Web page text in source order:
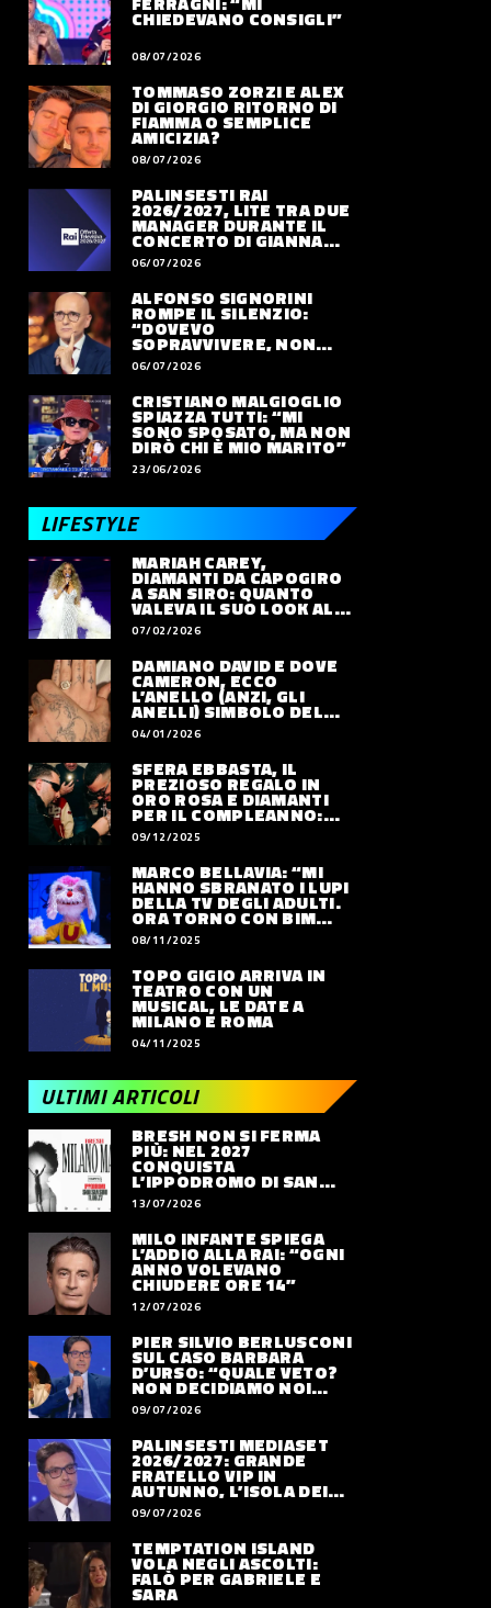
CHIEDEVANO CONSIGLI”
08/07/2026
TOMMASO ZORZI E ALEX
DI GIORGIO RITORNO DI
FIAMMA O SEMPLICE
AMICIZIA?
08/07/2026
PALINSESTI RAI
2026/2027, LITE TRA DUE
MANAGER DURANTE IL
CONCERTO DI GIANNA
NANNINI
06/07/2026
ALFONSO SIGNORINI
ROMPE IL SILENZIO:
“DOVEVO
SOPRAVVIVERE, NON
VIVERE”
06/07/2026
CRISTIANO MALGIOGLIO
SPIAZZA TUTTI: “MI
SONO SPOSATO, MA NON
DIRÒ CHI È MIO MARITO”
23/06/2026
LIFESTYLE
MARIAH CAREY,
DIAMANTI DA CAPOGIRO
A SAN SIRO: QUANTO
VALEVA IL SUO LOOK ALLE
OLIMPIADI
07/02/2026
DAMIANO DAVID E DOVE
CAMERON, ECCO
L’ANELLO (ANZI, GLI
ANELLI) SIMBOLO DEL
LORO AMORE
04/01/2026
SFERA EBBASTA, IL
PREZIOSO REGALO IN
ORO ROSA E DIAMANTI
PER IL COMPLEANNO:
QUANTO VALE
09/12/2025
MARCO BELLAVIA: “MI
HANNO SBRANATO I LUPI
DELLA TV DEGLI ADULTI.
ORA TORNO CON BIM
BUM BAM PARTY”
08/11/2025
TOPO GIGIO ARRIVA IN
TEATRO CON UN
MUSICAL, LE DATE A
MILANO E ROMA
04/11/2025
ULTIMI ARTICOLI
BRESH NON SI FERMA
PIÙ: NEL 2027
CONQUISTA
L’IPPODROMO DI SAN
SIRO CON “MILANO
MAREA”
13/07/2026
MILO INFANTE SPIEGA
L’ADDIO ALLA RAI: “OGNI
ANNO VOLEVANO
CHIUDERE ORE 14”
12/07/2026
PIER SILVIO BERLUSCONI
SUL CASO BARBARA
D’URSO: “QUALE VETO?
NON DECIDIAMO NOI
DOVE LAVORERÀ”
09/07/2026
PALINSESTI MEDIASET
2026/2027: GRANDE
FRATELLO VIP IN
AUTUNNO, L’ISOLA DEI
FAMOSI SLITTA AL 2027
09/07/2026
TEMPTATION ISLAND
VOLA NEGLI ASCOLTI:
FALÒ PER GABRIELE E
SARA